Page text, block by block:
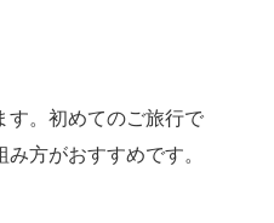
す。初めてのご旅行で
方がおすすめです。